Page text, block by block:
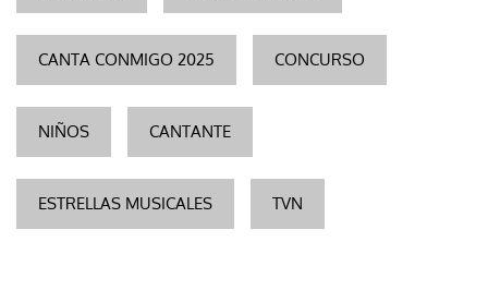
CANTA CONMIGO 2025 CONCURSO
NIÑOS CANTANTE
ESTRELLAS MUSICALES TVN